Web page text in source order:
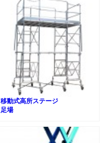
移動式高所ステージ
足場